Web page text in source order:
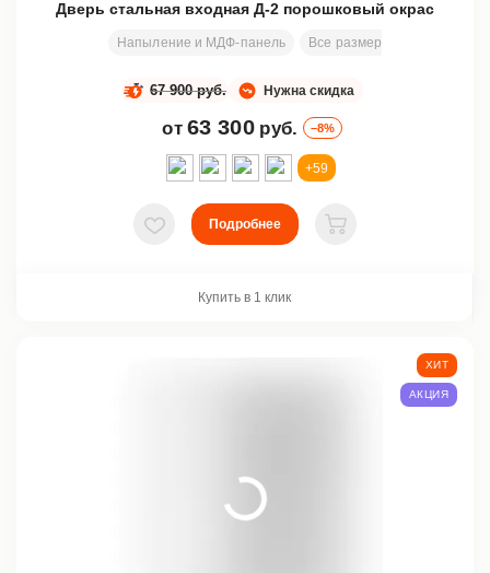
Дверь стальная входная Д-2 порошковый окрас
Напыление и МДФ-панель Все размеры
Нужна скидка
67 900 руб.
от 63 300 руб. –8%
+59
В избранное
Подробнее
В корзину
Купить в 1 клик
ХИТ
АКЦИЯ